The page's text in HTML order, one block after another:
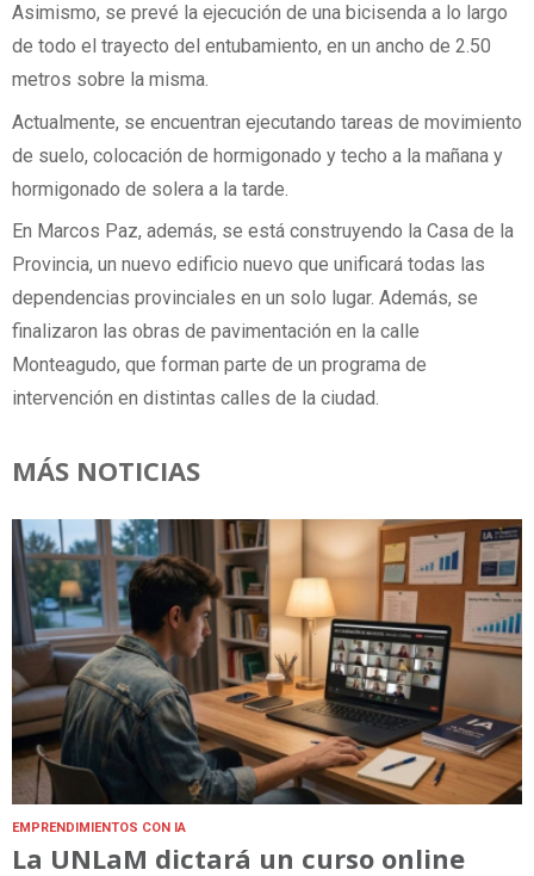
Asimismo, se prevé la ejecución de una bicisenda a lo largo
de todo el trayecto del entubamiento, en un ancho de 2.50
metros sobre la misma.
Actualmente, se encuentran ejecutando tareas de movimiento
de suelo, colocación de hormigonado y techo a la mañana y
hormigonado de solera a la tarde.
En Marcos Paz, además, se está construyendo la Casa de la
Provincia, un nuevo edificio nuevo que unificará todas las
dependencias provinciales en un solo lugar. Además, se
finalizaron las obras de pavimentación en la calle
Monteagudo, que forman parte de un programa de
intervención en distintas calles de la ciudad.
MÁS NOTICIAS
EMPRENDIMIENTOS CON IA
La UNLaM dictará un curso online